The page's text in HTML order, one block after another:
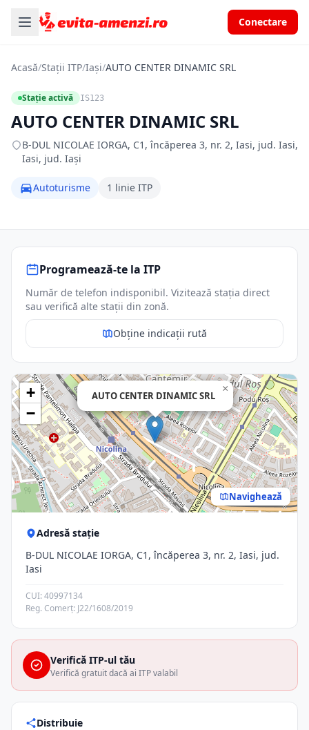
Conectare
Acasă/Stații ITP/Iași/AUTO CENTER DINAMIC SRL
Stație activă IS123
AUTO CENTER DINAMIC SRL
B-DUL NICOLAE IORGA, C1, încăperea 3, nr. 2, Iasi, jud. Iasi,
Iasi, jud. Iași
Autoturisme 1 linie ITP
Programează-te la ITP
Număr de telefon indisponibil. Vizitează stația direct
sau verifică alte stații din zonă.
Obține indicații rută
AUTO CENTER DINAMIC SRL
×
+
−
Navighează
Adresă stație
B-DUL NICOLAE IORGA, C1, încăperea 3, nr. 2, Iasi, jud.
Iasi
CUI: 40997134
Reg. Comerț: J22/1608/2019
Verifică ITP-ul tău
Verifică gratuit dacă ai ITP valabil
Distribuie